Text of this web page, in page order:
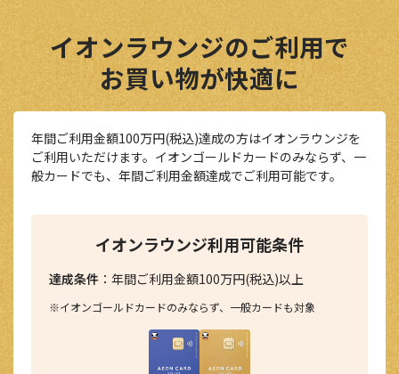
イオンラウンジのご利用で
お買い物が快適に
年間ご利用金額100万円(税込)達成の方はイオンラウンジを
ご利用いただけます。イオンゴールドカードのみならず、一
般カードでも、年間ご利用金額達成でご利用可能です。
イオンラウンジ利用可能条件
達成条件 ：年間ご利用金額100万円(税込)以上
イオンゴールドカードのみならず、一般カードも対象